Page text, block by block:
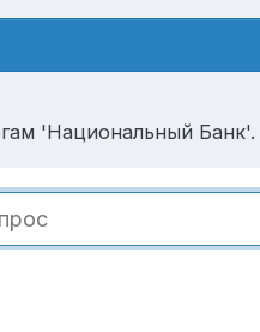
'Национальный Банк'.